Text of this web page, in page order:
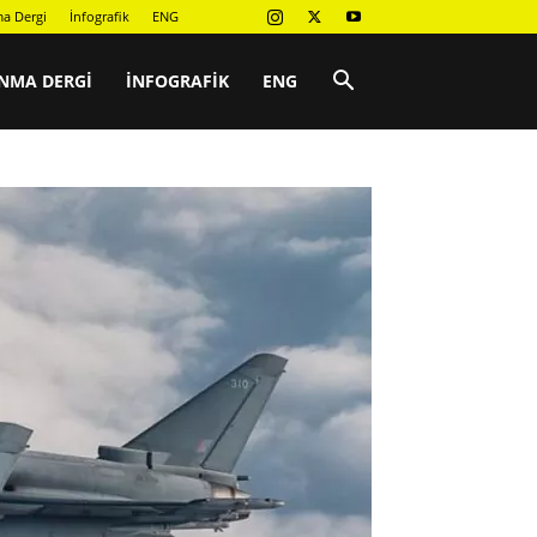
Dergi İnfografik ENG
DERGI İNFOGRAFIK ENG